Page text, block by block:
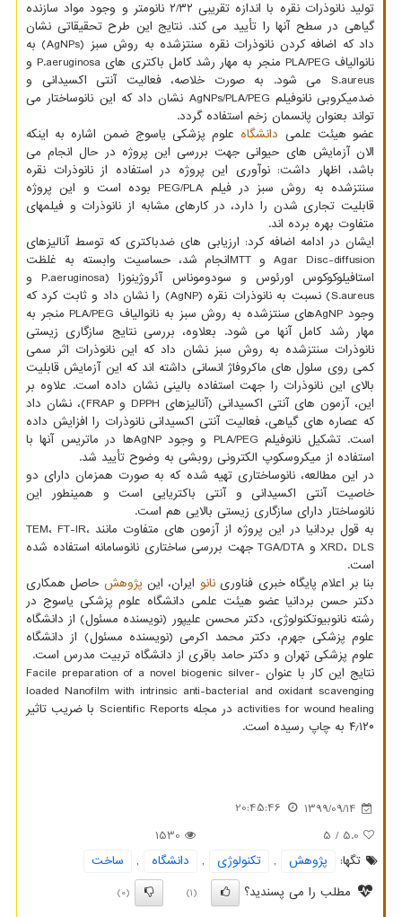
تولید نانوذرات نقره با اندازه تقریبی ۲/۳۲ نانومتر و وجود مواد سازنده
گیاهی در سطح آنها را تأیید می کند. نتایج این طرح تحقیقاتی نشان
داد که اضافه کردن نانوذرات نقره سنتزشده به روش سبز (AgNPs) به
نانوالیاف PLA/PEG منجر به مهار رشد کامل باکتری های P.aeruginosa و
S.aureus می شود. به صورت خلاصه، فعالیت آنتی اکسیدانی و
ضدمیکروبی نانوفیلم AgNPs/PLA/PEG نشان داد که این نانوساختار می
تواند بعنوان پانسمان زخم استفاده گردد.
عضو هیئت علمی دانشگاه علوم پزشکی یاسوج ضمن اشاره به اینکه
الان آزمایش های حیوانی جهت بررسی این پروژه در حال انجام می
باشد، اظهار داشت: نوآوری این پروژه در استفاده از نانوذرات نقره
سنتزشده به روش سبز در فیلم PEG/PLA بوده است و این پروژه
قابلیت تجاری شدن را دارد، در کارهای مشابه از نانوذرات و فیلمهای
متفاوت بهره برده اند.
ایشان در ادامه اضافه کرد: ارزیابی های ضدباکتری که توسط آنالیزهای
Agar Disc-diffusion و MTTانجام شد، حساسیت وابسته به غلظت
استافیلوکوکوس اورئوس و سودوموناس آئروژینوزا (P.aeruginosa و
S.aureus) نسبت به نانوذرات نقره (AgNP) را نشان داد و ثابت کرد که
وجود AgNPهای سنتزشده به روش سبز به نانوالیاف PLA/PEG منجر به
مهار رشد کامل آنها می شود. بعلاوه، بررسی نتایج سازگاری زیستی
نانوذرات سنتزشده به روش سبز نشان داد که این نانوذرات اثر سمی
کمی روی سلول های ماکروفاژ انسانی داشته اند که این آزمایش قابلیت
بالای این نانوذرات را جهت استفاده بالینی نشان داده است. علاوه بر
این، آزمون های آنتی اکسیدانی (آنالیزهای DPPH و FRAP)، نشان داد
که عصاره های گیاهی، فعالیت آنتی اکسیدانی نانوذرات را افزایش داده
است. تشکیل نانوفیلم PLA/PEG و وجود AgNPها در ماتریس آنها با
استفاده از میکروسکوپ الکترونی روبشی به وضوح تأیید شد.
در این مطالعه، نانوساختاری تهیه شده که به صورت همزمان دارای دو
خاصیت آنتی اکسیدانی و آنتی باکتریایی است و همینطور این
نانوساختار دارای سازگاری زیستی بالایی هم است.
به قول بردانیا در این پروژه از آزمون های متفاوت مانند TEM، FT-IR،
XRD، DLS و TGA/DTA جهت بررسی ساختاری نانوسامانه استفاده شده
است.
بنا بر اعلام پایگاه خبری فناورینانو ایران، این پژوهش حاصل همکاری
دکتر حسن بردانیا عضو هیئت علمی دانشگاه علوم پزشکی یاسوج در
رشته نانوبیوتکنولوژی، دکتر محسن علیپور (نویسنده مسئول) از دانشگاه
علوم پزشکی جهرم، دکتر محمد اکرمی (نویسنده مسئول) از دانشگاه
علوم پزشکی تهران و دکتر حامد باقری از دانشگاه تربیت مدرس است.
نتایج این کار با عنوان Facile preparation of a novel biogenic silver-
loaded Nanofilm with intrinsic anti-bacterial and oxidant scavenging
activities for wound healing در مجله Scientific Reports با ضریب تاثیر
۴٫۱۲۰ به چاپ رسیده است.
1399/09/14
20:45:46
5.0
/ 5
1530
تگها:
پژوهش , تكنولوژی , دانشگاه ,
ساخت
مطلب را می پسندید؟
(1)
(0)